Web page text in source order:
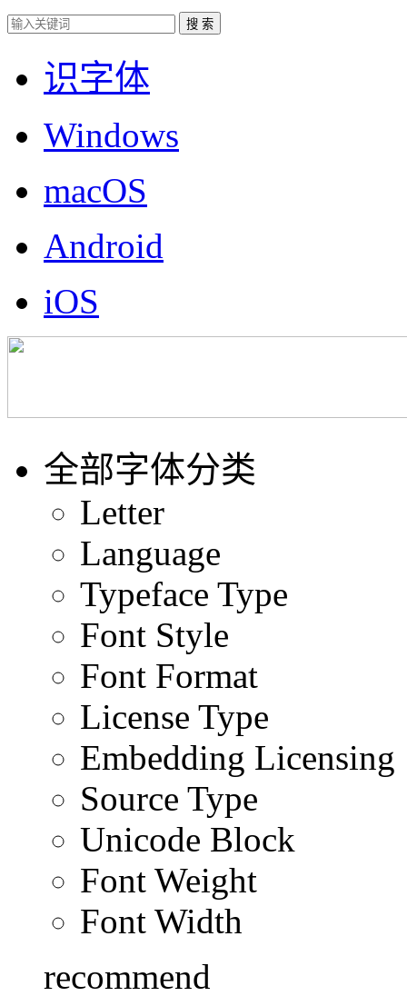
识字体
Windows
macOS
Android
iOS
全部字体分类
Letter
Language
Typeface Type
Font Style
Font Format
License Type
Embedding Licensing
Source Type
Unicode Block
Font Weight
Font Width
recommend